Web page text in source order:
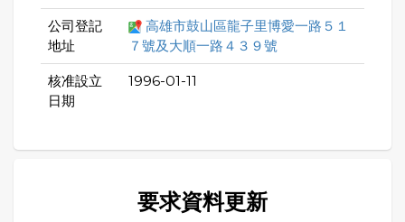
公司登記
地址
高雄市鼓山區龍子里博愛一路５１
７號及大順一路４３９號
核准設立
日期
1996-01-11
要求資料更新